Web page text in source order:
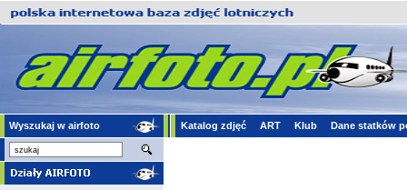
Wyszukaj w airfoto Katalog zdjęć ART Klub Dane statków